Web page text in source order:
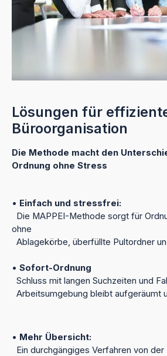
Lösungen für
Büroorganisation
Die Methode macht den
Ordnung ohne Stress
• Einfach und stressfrei:
Die MAPPEI-Methode sorgt für
ohne
Ablagekörbe, überfüllte Pultordner
• Sofort-Ordnung
Schluss mit langen Suchzeiten und
Arbeitsumgebung bleibt aufgeräumt
• Mehr Übersicht:
Ein durchgängiges Verfahren von